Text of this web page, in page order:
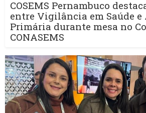
COSEMS Pernambuco
entre Vigilância em Saúde e
Primária durante mesa no
CONASEMS